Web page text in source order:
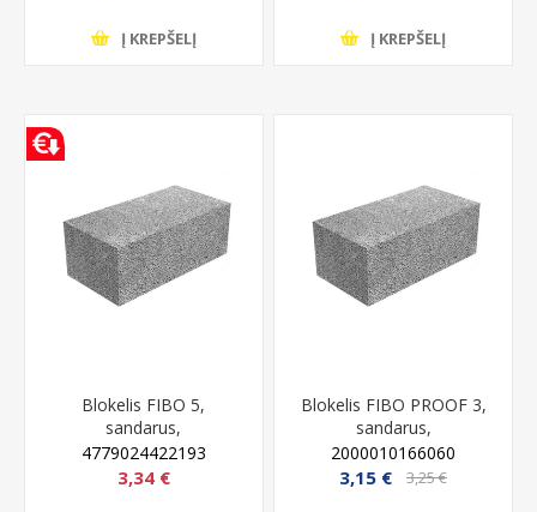
Į KREPŠELĮ Į KREPŠELĮ
Blokelis FIBO 5,
sandarus,
keramzitbetonio, 5 MPa,
250x185x490 mm
4779024422193
3,34 €
Blokelis FIBO PROOF 3,
sandarus,
keramzitbetonio, 3 MPA,
250x185x490 mm
2000010166060
3,15 € 3,25 €